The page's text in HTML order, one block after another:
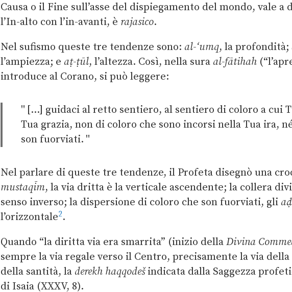
Causa o il Fine sull’asse del dispiegamento del mondo, vale
l’In-alto con l’in-avanti, è rajasico.
Nel sufismo queste tre tendenze sono: al-‘umq, la profondità;
l’ampiezza; e aṭ-ṭūl, l’altezza. Così, nella sura al-fātihah
introduce al Corano, si può leggere:
[…] guidaci al retto sentiero, al sentiero di coloro a cui
Tua grazia, non di coloro che sono incorsi nella Tua ira,
son fuorviati.
Nel parlare di queste tre tendenze, il Profeta disegnò una
mustaqīm, la via dritta è la verticale ascendente; la collera
senso inverso; la dispersione di coloro che son fuorviati, gli
l’orizzontale2.
Quando “la diritta via era smarrita” (inizio dellaDivina
sempre la via regale verso il Centro, precisamente la via
della santità, la derekh haqqodešindicata dalla Saggezza
di Isaia (XXXV, 8).